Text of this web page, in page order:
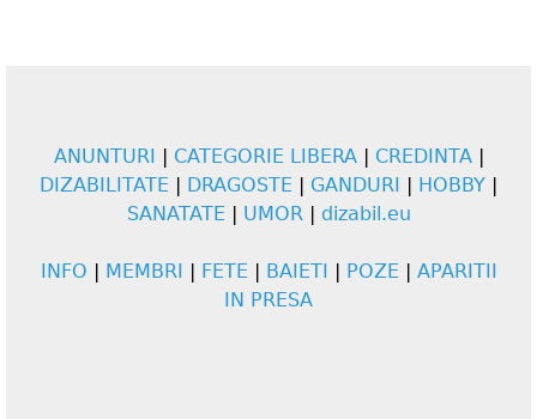
ANUNTURI CATEGORIE LIBERA| CREDINTA|
DIZABILITATE
DRAGOSTE GANDURI HOBBY
SANATATE
UMOR| dizabil.eu
INFO MEMBRI FETE BAIETI POZE
APARITII
IN PRESA